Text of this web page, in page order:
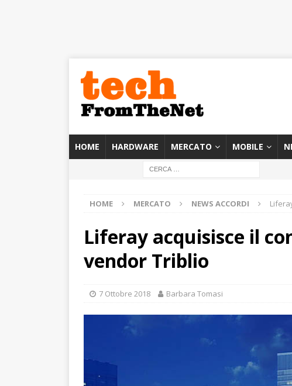
HOME HARDWARE MERCATO MOBILE
HOME MERCATO NEWS ACCORDI
Liferay acquisisce il
vendor Triblio
7 Ottobre 2018 Barbara Tomasi